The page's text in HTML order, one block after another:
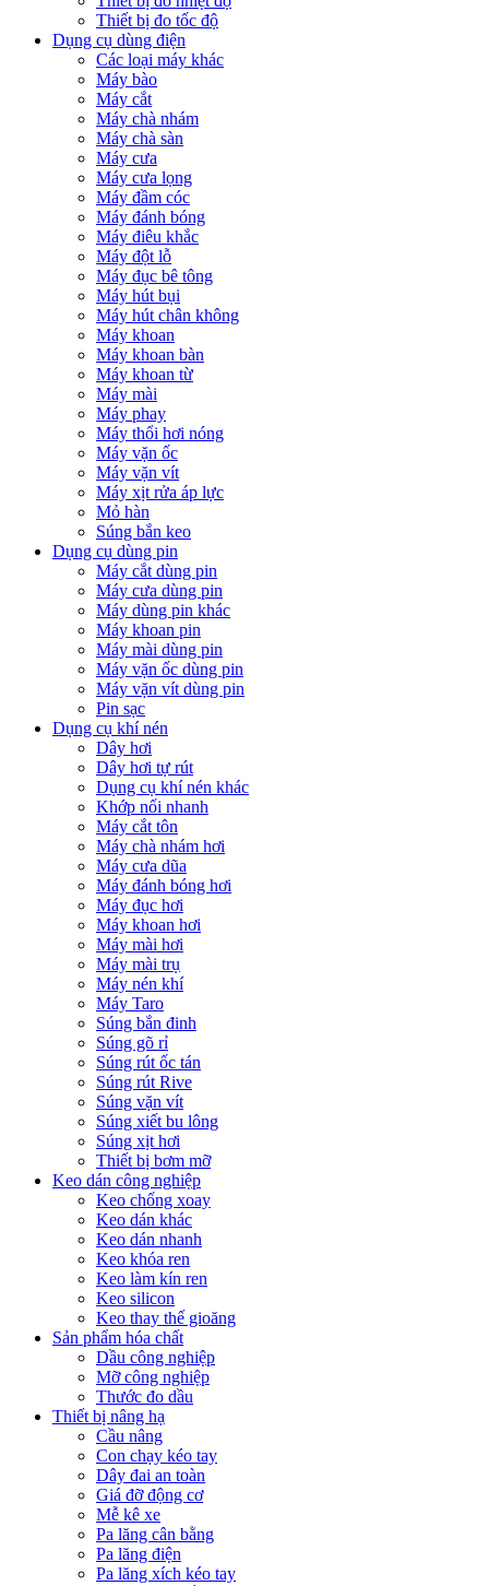
Thiết bị đo tốc độ
Dụng cụ dùng điện
Các loại máy khác
Máy bào
Máy cắt
Máy chà nhám
Máy chà sàn
Máy cưa
Máy cưa lọng
Máy đầm cóc
Máy đánh bóng
Máy điêu khắc
Máy đột lỗ
Máy đục bê tông
Máy hút bụi
Máy hút chân không
Máy khoan
Máy khoan bàn
Máy khoan từ
Máy mài
Máy phay
Máy thổi hơi nóng
Máy vặn ốc
Máy vặn vít
Máy xịt rửa áp lực
Mỏ hàn
Súng bắn keo
Dụng cụ dùng pin
Máy cắt dùng pin
Máy cưa dùng pin
Máy dùng pin khác
Máy khoan pin
Máy mài dùng pin
Máy vặn ốc dùng pin
Máy vặn vít dùng pin
Pin sạc
Dụng cụ khí nén
Dây hơi
Dây hơi tự rút
Dụng cụ khí nén khác
Khớp nối nhanh
Máy cắt tôn
Máy chà nhám hơi
Máy cưa dũa
Máy đánh bóng hơi
Máy đục hơi
Máy khoan hơi
Máy mài hơi
Máy mài trụ
Máy nén khí
Máy Taro
Súng bắn đinh
Súng gõ rỉ
Súng rút ốc tán
Súng rút Rive
Súng vặn vít
Súng xiết bu lông
Súng xịt hơi
Thiết bị bơm mỡ
Keo dán công nghiệp
Keo chống xoay
Keo dán khác
Keo dán nhanh
Keo khóa ren
Keo làm kín ren
Keo silicon
Keo thay thế gioăng
Sản phẩm hóa chất
Dầu công nghiệp
Mỡ công nghiệp
Thước đo dầu
Thiết bị nâng hạ
Cầu nâng
Con chạy kéo tay
Dây đai an toàn
Giá đỡ động cơ
Mễ kê xe
Pa lăng cân bằng
Pa lăng điện
Pa lăng xích kéo tay